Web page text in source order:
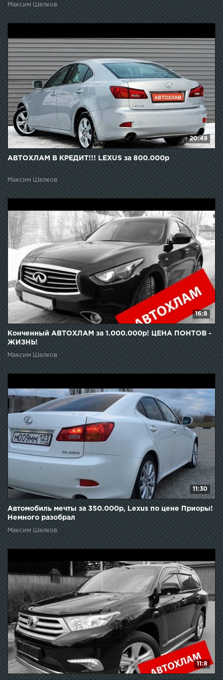
Максим Шелков
20:49
АВТОХЛАМ В КРЕДИТ!!! LEXUS за 800.000р
Максим Шелков
16:8
Конченный АВТОХЛАМ за 1.000.000р! ЦЕНА ПОНТОВ -
ЖИЗНЬ!
Максим Шелков
11:30
Автомобиль мечты за 350.000р, Lexus по цене Приоры!
Немного разобрал
Максим Шелков
11:8